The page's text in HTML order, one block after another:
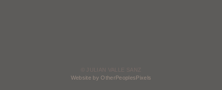
© JULIAN VALLE SANZ
Website by OtherPeoplesPixels